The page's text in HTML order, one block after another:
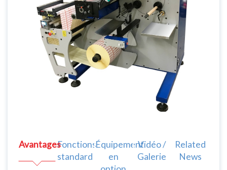
AvantagesFonctions
standard
Équipement
en
Vidéo /
Galerie
Related
News